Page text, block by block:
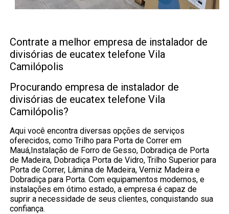
Contrate a melhor empresa de instalador de
divisórias de eucatex telefone Vila
Camilópolis
Procurando empresa de instalador de
divisórias de eucatex telefone Vila
Camilópolis?
Aqui você encontra diversas opções de serviços
oferecidos, como Trilho para Porta de Correr em
Mauá,Instalação de Forro de Gesso, Dobradiça de Porta
de Madeira, Dobradiça Porta de Vidro, Trilho Superior para
Porta de Correr, Lâmina de Madeira, Verniz Madeira e
Dobradiça para Porta. Com equipamentos modernos, e
instalações em ótimo estado, a empresa é capaz de
suprir a necessidade de seus clientes, conquistando sua
confiança.